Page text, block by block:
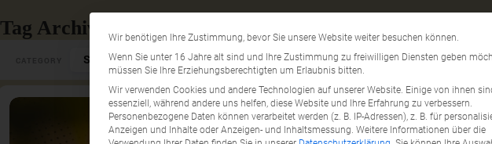
Tag Archives: LED
Select Category...
Wir benötigen Ihre Zustimmung, bevor Sie unsere Website weiter besuchen können.
Wenn Sie unter 16 Jahre alt sind und Ihre Zustimmung zu freiwilligen Diensten geben
müssen Sie Ihre Erziehungsberechtigten um Erlaubnis bitten.
Wir verwenden Cookies und andere Technologien auf unserer Website. Einige von ihnen
essenziell, während andere uns helfen, diese Website und Ihre Erfahrung zu verbessern.
Personenbezogene Daten können verarbeitet werden (z. B. IP-Adressen), z. B. für
Anzeigen und Inhalte oder Anzeigen- und Inhaltsmessung. Weitere Informationen über die